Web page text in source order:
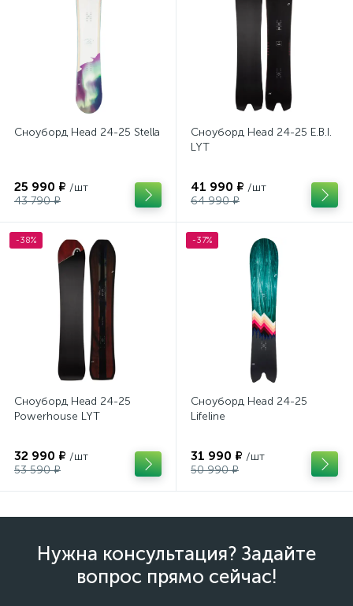
Сноуборд Head 24-25 Stella
25 990 ₽ /шт
43 790 ₽
Сноуборд Head 24-25 E.B.I.
LYT
41 990 ₽ /шт
64 990 ₽
-38%
Сноуборд Head 24-25
Powerhouse LYT
32 990 ₽ /шт
53 590 ₽
-37%
Сноуборд Head 24-25
Lifeline
31 990 ₽ /шт
50 990 ₽
Нужна консультация? Задайте
вопрос прямо сейчас!